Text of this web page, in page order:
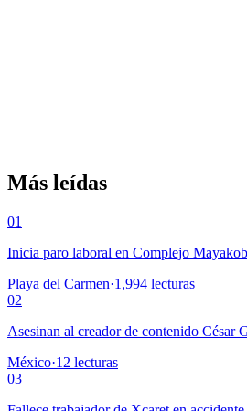
Más leídas
01
Inicia paro laboral en Complejo
Playa del Carmen·1,994 lecturas
02
Asesinan al creador de contenido César
México·12 lecturas
03